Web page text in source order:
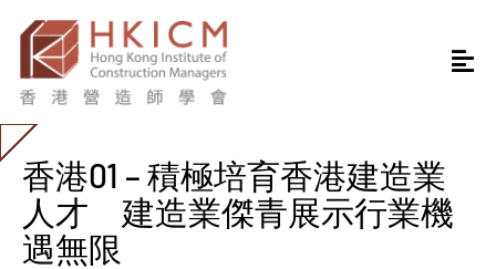
香港01 – 積極培育香港建造業
人才 建造業傑青展示行業機
遇無限